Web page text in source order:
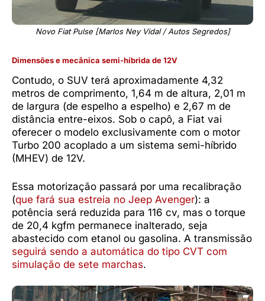
Novo Fiat Pulse [Marlos Ney Vidal / Autos Segredos]
Dimensões e mecânica semi-híbrida de 12V
Contudo, o SUV terá aproximadamente 4,32
metros de comprimento, 1,64 m de altura, 2,01 m
de largura (de espelho a espelho) e 2,67 m de
distância entre-eixos. Sob o capô, a Fiat vai
oferecer o modelo exclusivamente com o motor
Turbo 200 acoplado a um sistema semi-híbrido
(MHEV) de 12V.
Essa motorização passará por uma recalibração
(que fará sua estreia no Jeep Avenger): a
potência será reduzida para 116 cv, mas o torque
de 20,4 kgfm permanece inalterado, seja
abastecido com etanol ou gasolina. A transmissão
seguirá sendo a automática do tipo CVT com
simulação de sete marchas.